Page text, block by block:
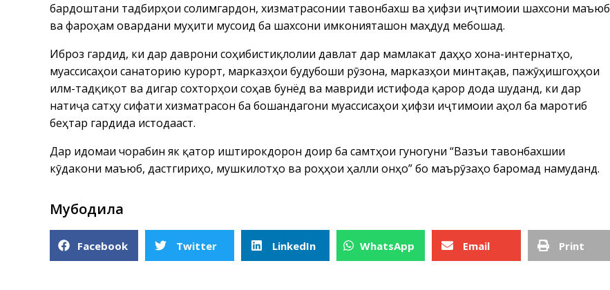
бардоштани тадбирҳои солимгардонӣ, хизматрасонии тавонбахшӣ ва ҳифзи иҷтимоии шахсони маъюб
ва фароҳам овардани муҳити мусоид ба шахсони имконияташон маҳдуд мебошад.
Иброз гардид, ки дар даврони соҳибистиқлолии давлатӣ дар мамлакат даҳҳо хона-интернатҳо,
муассисаҳои санаторию курортӣ, марказҳои будубоши рӯзона, марказҳои минтақавӣ, пажӯҳишгоҳҳои
илмӣ-тадқиқотӣ ва дигар сохторҳои соҳавӣ бунёд ва мавриди истифода қарор дода шуданд, ки дар
натиҷа сатҳу сифати хизматрасонӣ ба бошандагони муассисаҳои ҳифзи иҷтимоии аҳолӣ ба маротиб
беҳтар гардида истодааст.
Дар идомаи чорабинӣ як қатор иштирокдорон доир ба самтҳои гуногуни “Вазъи тавонбахшии
кӯдакони маъюб, дастгириҳо, мушкилотҳо ва роҳҳои ҳалли онҳо” бо маърӯзаҳо баромад намуданд.
Мубодила
Facebook Twitter LinkedIn WhatsApp Email Print